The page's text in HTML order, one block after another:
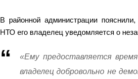
В районной администрации
НТО его владелец уведомляется о
«Ему предоставляется
владелец добровольно не